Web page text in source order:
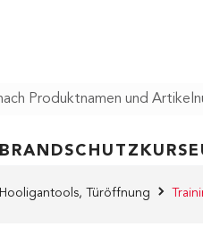
BRANDSCHUTZ KURSE
Hooligantools, Türöffnung